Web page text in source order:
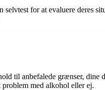
for at evaluere deres
til anbefalede grænser,
med alkohol eller ej.